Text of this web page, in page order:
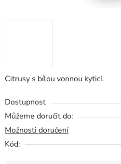
Citrusy s bílou vonnou kyticí.
Dostupnost
Můžeme doručit do:
Možnosti doručení
Kód: